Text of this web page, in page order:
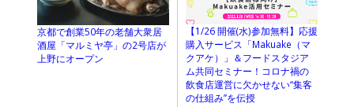
京都で創業50年の老舗大衆居
酒屋「マルミヤ亭」の2号店が
上野にオープン
【1/26 開催(⽔)参加無料】応援
購⼊サービス「Makuake（マ
クアケ）」＆フードスタジア
ム共同セミナー！コロナ禍の
飲⾷店運営に⽋かせない“集客
の仕組み”を伝授